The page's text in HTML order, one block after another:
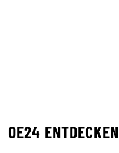
OE24 ENTDECKEN